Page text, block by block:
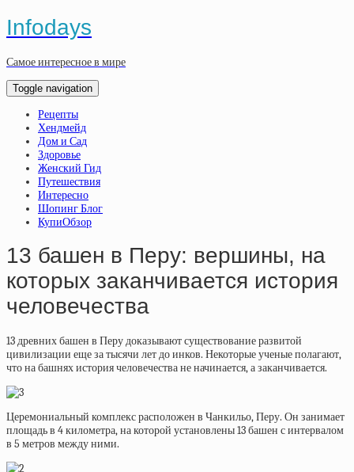
Infodays
Самое интересное в мире
Toggle navigation
Рецепты
Хендмейд
Дом и Сад
Здоровье
Женский Гид
Путешествия
Интересно
Шопинг Блог
КупиОбзор
13 башен в Перу: вершины, на
которых заканчивается история
человечества
13 древних башен в Перу доказывают существование развитой
цивилизации еще за тысячи лет до инков. Некоторые ученые полагают,
что на башнях история человечества не начинается, а заканчивается.
Церемониальный комплекс расположен в Чанкильо, Перу. Он занимает
площадь в 4 километра, на которой установлены 13 башен с интервалом
в 5 метров между ними.